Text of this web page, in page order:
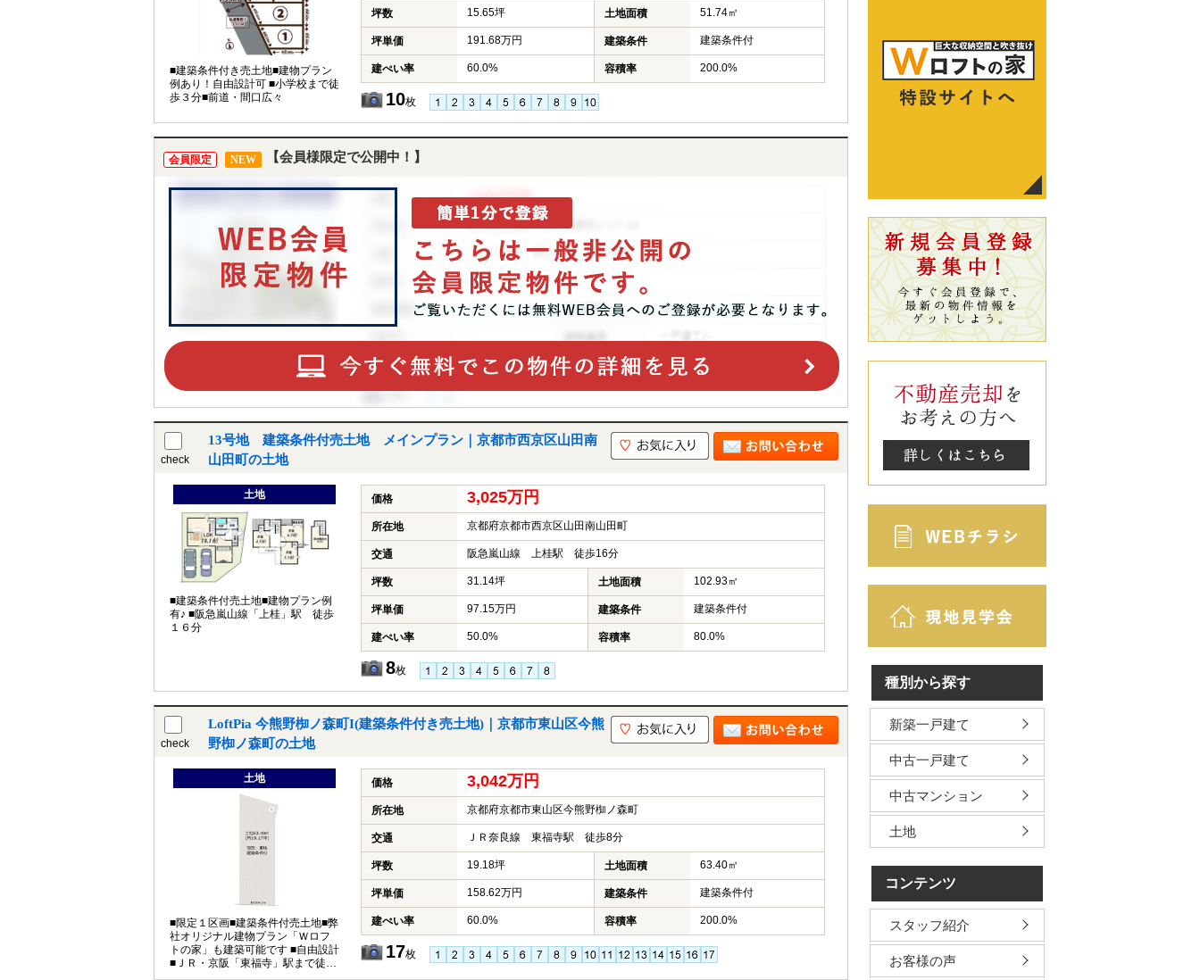
■建築条件付き売土地■建物プラン
例あり！自由設計可 ■小学校まで徒
歩３分■前道・間口広々
坪数 15.65坪 土地面積 51.74㎡
坪単価 191.68万円 建築条件 建築条件付
建ぺい率 60.0% 容積率 200.0%
10枚
会員限定 NEW 【会員様限定で公開中！】
check
13号地 建築条件付売土地 メインプラン｜京都市西京区山田南
山田町の土地
土地
■建築条件付売土地■建物プラン例
有♪ ■阪急嵐山線「上桂」駅 徒歩
１６分
価格 3,025万円
所在地 京都府京都市西京区山田南山田町
交通 阪急嵐山線 上桂駅 徒歩16分
坪数 31.14坪 土地面積 102.93㎡
坪単価 97.15万円 建築条件 建築条件付
建ぺい率 50.0% 容積率 80.0%
8枚
check
LoftPia 今熊野椥ノ森町I(建築条件付き売土地)｜京都市東山区今熊
野椥ノ森町の土地
土地
■限定１区画■建築条件付売土地■弊
社オリジナル建物プラン「Ｗロフ
トの家」も建築可能です ■自由設計
■ＪＲ・京阪「東福寺」駅まで徒歩
７分
価格 3,042万円
所在地 京都府京都市東山区今熊野椥ノ森町
交通 ＪＲ奈良線 東福寺駅 徒歩8分
坪数 19.18坪 土地面積 63.40㎡
坪単価 158.62万円 建築条件 建築条件付
建ぺい率 60.0% 容積率 200.0%
17枚
種別から探す
新築一戸建て
中古一戸建て
中古マンション
土地
コンテンツ
スタッフ紹介
お客様の声